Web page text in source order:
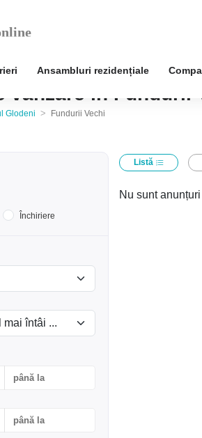
Ansambluri rezidențiale
vânzare în Fundurii
Glodeni > Fundurii Vechi
Închiriere
Listă
Nu sunt